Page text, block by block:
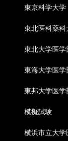
東京科学大学
東北医科薬科
東北大学医学
東海大学医学
東邦大学医学
模擬試験
横浜市立大学